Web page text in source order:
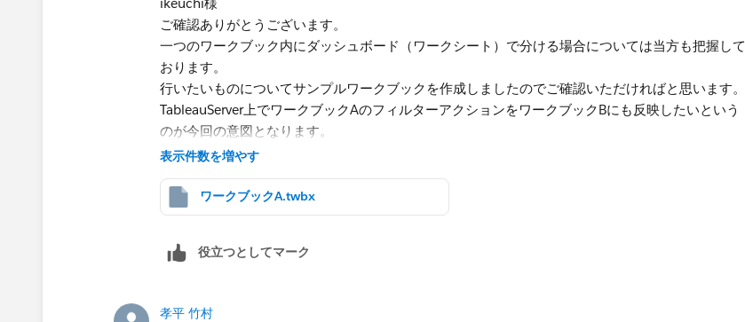
ご確認ありがとうございます。
一つのワークブック内にダッシュボード（ワークシート）で分ける場合については当方も把握して
おります。
行いたいものについてサンプルワークブックを作成しましたのでご確認いただければと思います。
TableauServer上でワークブックAのフィルターアクションをワークブックBにも反映したいという
のが今回の意図となります。
添付ファイルは1つのみ添付できるようですので別途ワークブックBを投稿します。
表示件数を増やす
ワークブックA.twbx
役立つとしてマーク
孝平 竹村